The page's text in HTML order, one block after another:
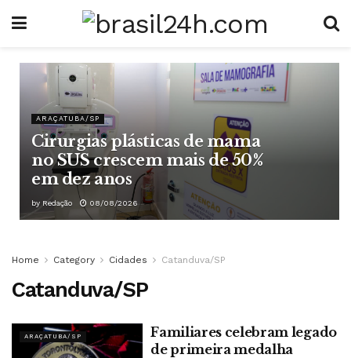
ARAÇATUBA/SP
Cirurgias plásticas de mama
no SUS crescem mais de 50%
em dez anos
by Redação 08/08/2026
Home Category Cidades Catanduva/SP
Catanduva/SP
ARAÇATUBA/SP
Familiares celebram legado
de primeira medalha